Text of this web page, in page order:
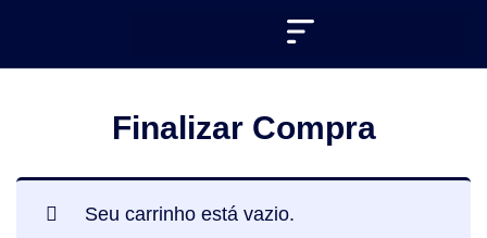
Finalizar Compra
Seu carrinho está vazio.